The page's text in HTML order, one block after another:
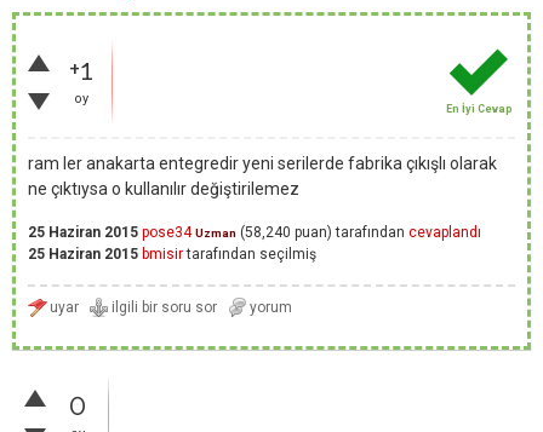
+1
oy
En İyi Cevap
ram ler anakarta entegredir yeni serilerde fabrika çıkışlı olarak
ne çıktıysa o kullanılır değiştirilemez
25 Haziran 2015 pose34 Uzman (58,240 puan) tarafından cevaplandı
25 Haziran 2015 bmisirtarafından seçilmiş
0